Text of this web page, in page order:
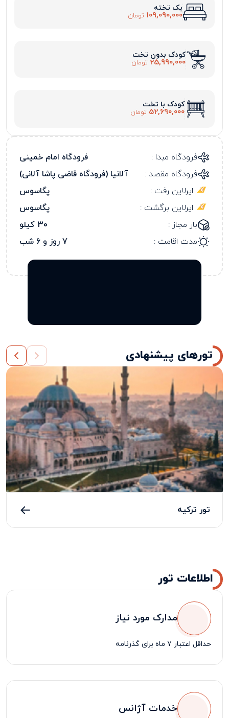
یک تخته
109,090,000 تومان
کودک بدون تخت
25,990,000 تومان
کودک با تخت
52,690,000 تومان
فرودگاه مبدا :
فرودگاه امام خمینی
فرودگاه مقصد :
آلانیا (فرودگاه قاضی پاشا آلانی)
ایرلاین رفت :
پگاسوس
ایرلاین برگشت :
پگاسوس
بار مجاز :
30 کیلو
مدت اقامت :
7 روز و 6 شب
تورهای پیشنهادی
تور ترکیه
اطلاعات تور
مدارک مورد نیاز
حداقل اعتبار 7 ماه برای گذرنامه
خدمات آژانس